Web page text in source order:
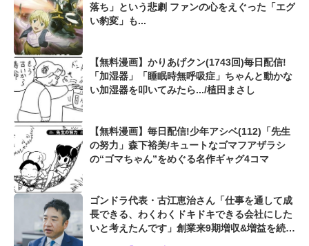
落ち」という悲劇 ファンの心をえぐった「エグ
い豹変」も...
【無料漫画】かりあげクン(1743回)毎日配信!
「加湿器」「睡眠時無呼吸症」ちゃんと動かな
い加湿器を叩いてみたら.../植田まさし
【無料漫画】毎日配信!少年アシベ(112)「先生
の努力」森下裕美/キュートなゴマフアザラシ
の“ゴマちゃん”をめぐる名作ギャグ4コマ
ゴンドラ代表・古江恵治さん「仕事を通して成
長できる、わくわくドキドキできる会社にした
いと考えたんです」創業来9期増収&増益を続け